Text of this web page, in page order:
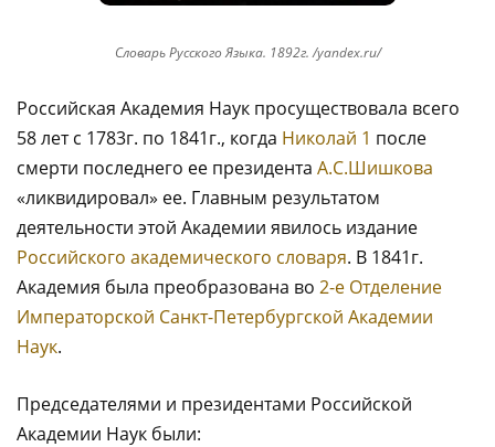
Словарь Русского Языка. 1892г. /yandex.ru/
Российская Академия Наук просуществовала всего
58 лет с 1783г. по 1841г., когда Николай 1 после
смерти последнего ее президента А.С.Шишкова
«ликвидировал» ее. Главным результатом
деятельности этой Академии явилось издание
Российского академического словаря. В 1841г.
Академия была преобразована во 2-е Отделение
Императорской Санкт-Петербургской Академии
Наук.
Председателями и президентами Российской
Академии Наук были: